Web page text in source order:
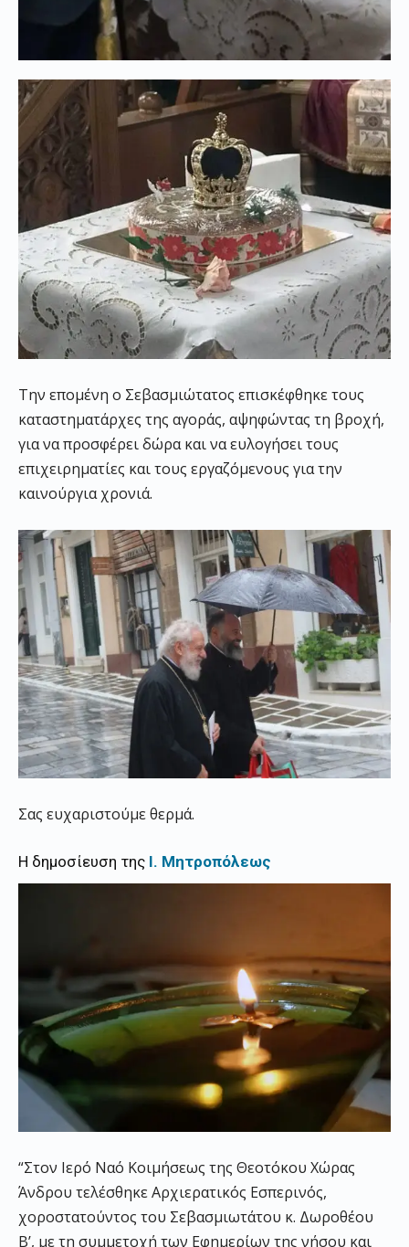
Την επομένη ο Σεβασμιώτατος επισκέφθηκε τους
καταστηματάρχες της αγοράς, αψηφώντας τη βροχή,
για να προσφέρει δώρα και να ευλογήσει τους
επιχειρηματίες και τους εργαζόμενους για την
καινούργια χρονιά.
Σας ευχαριστούμε θερμά.
Η δημοσίευση της Ι. Μητροπόλεως
“Στον Ιερό Ναό Κοιμήσεως της Θεοτόκου Χώρας
Άνδρου τελέσθηκε Αρχιερατικός Εσπερινός,
χοροστατούντος του Σεβασμιωτάτου κ. Δωροθέου
Β’, με τη συμμετοχή των Εφημερίων της νήσου και